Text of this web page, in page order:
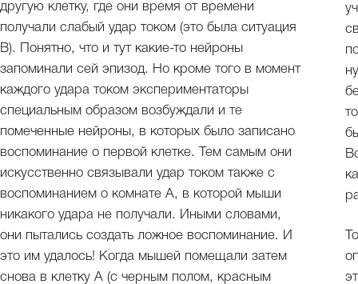
другую клетку, где они время от времени
получали слабый удар током (это была ситуация
В). Понятно, что и тут какие-то нейроны
запоминали сей эпизод. Но кроме того в момент
каждого удара током экспериментаторы
специальным образом возбуждали и те
помеченные нейроны, в которых было записано
воспоминание о первой клетке. Тем самым они
искусственно связывали удар током также с
воспоминанием о комнате А, в которой мыши
никакого удара не получали. Иными словами,
они пытались создать ложное воспоминание. И
это им удалось! Когда мышей помещали затем
снова в клетку А (с черным полом, красным